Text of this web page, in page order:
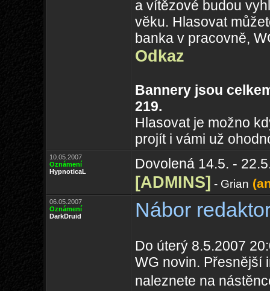
a vítězové budou
věku. Hlasovat
banka v pracovně,
Odkaz
Bannery jsou
219.
Hlasovat je možno
projít i vámi už
10.05.2007
Oznámení
HypnoticaL
Dovolená 14.5. -
[ADMINS] - Grian
06.05.2007
Oznámení
DarkDruid
Nábor
Do úterý 8.5.2007
WG novin. Přesnější
naleznete na